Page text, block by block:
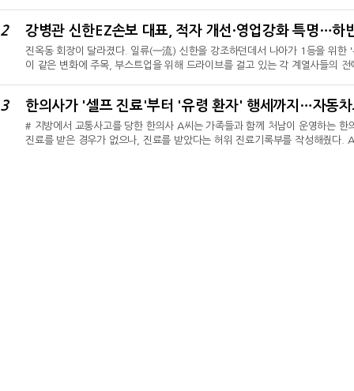
서 이사회 연기 이유를 묻는 질문에 "연기 이유는 내부적으로 있으며, 현재 금
2
진옥동 회장이 달라졌다. 일류(一流) 신한을 강조하던데서 나아가 1등을 위
이 같은 변화에 주목, 부스트업을 위해 드라이브를 걸고 있는 각 계열사들의
지주 경영전략 '부스트업' 목표로 적자 폭 완화와 영업 강화에 따른 매출 확대
3
# 지방에서 교통사고를 당한 한의사 A씨는 가족들과 함께 처남이 운영하는
진료를 받은 경우가 없으나, 진료를 받았다는 허위 진료기록부를 작성해줬다.